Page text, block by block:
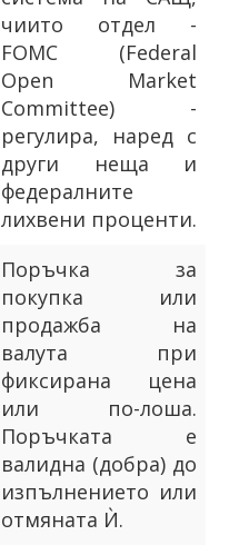
чиито отдел -
FOMC (Federal
Open Market
Committee) -
регулира, наред с
други неща и
федералните
лихвени проценти.
Поръчка за
покупка или
продажба на
валута при
фиксирана цена
или по-лоша.
Поръчката е
валидна (добра) до
изпълнението или
отмяната Ѝ.